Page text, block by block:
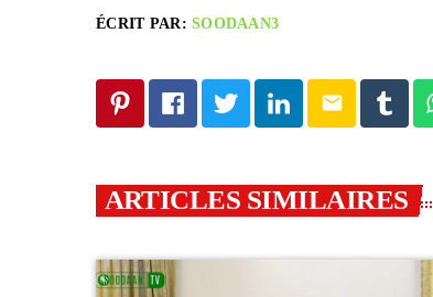
ÉCRIT PAR:SOODAAN3
email
ARTICLES SIMILAIRES